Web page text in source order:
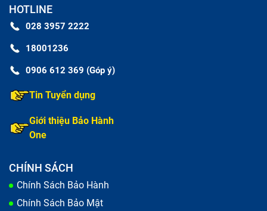
đơ khi vuốt, bạn cần nắm được cấu tạo của màn hình
điện thoại iPhone đơ khi vuốt trước. Cũng như hầu hết
các dòng smartphone khác, màn hình điện thoại
iPhone đơ khi vuốt có 4 phần:
Màn hình LCD
Film
Lớp kính ngoài
khả năng điện thoại iPhone đơ khi vuốt bị hỏng màn
hình là tương đối cao. Câu hỏi đặt ra là, vì sao có lúc
cần thay nguyên bộ màn hình, có lúc chỉ cần thay mặt
HOTLINE
028 3957 2222
18001236
0906 612 369 (Góp ý)
Tin Tuyển dụng
Giới thiệu Bảo Hành
One
CHÍNH SÁCH
Chính Sách Bảo Hành
Chính Sách Bảo Mật